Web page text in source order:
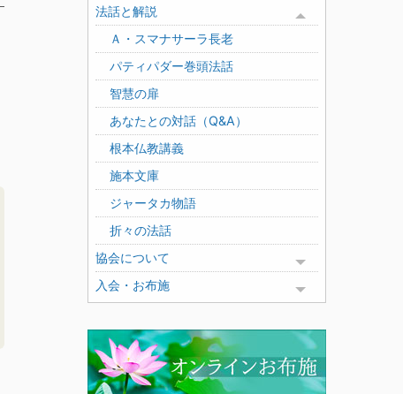
法話と解説
Toggle menu
Ａ・スマナサーラ長老
パティパダー巻頭法話
智慧の扉
あなたとの対話（Q&A）
根本仏教講義
施本文庫
ジャータカ物語
折々の法話
協会について
Toggle menu
入会・お布施
Toggle menu